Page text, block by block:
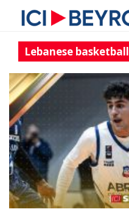
Lebanese basketball